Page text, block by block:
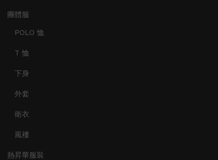
團體服
POLO 恤
T 恤
下身
外套
衛衣
風褸
熱昇華服裝